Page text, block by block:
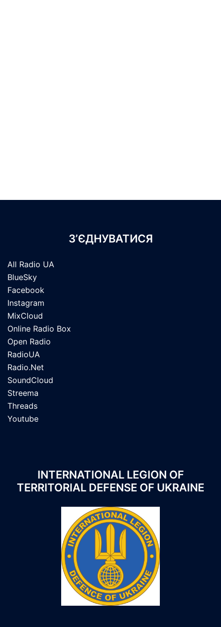
З’ЄДНУВАТИСЯ
All Radio UA
BlueSky
Facebook
Instagram
MixCloud
Online Radio Box
Open Radio
RadioUA
Radio.Net
SoundCloud
Streema
Threads
Youtube
INTERNATIONAL LEGION OF
TERRITORIAL DEFENSE OF UKRAINE